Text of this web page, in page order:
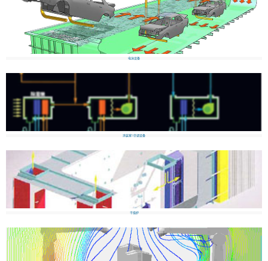
电泳设备
涂装室&空调设备
干燥炉